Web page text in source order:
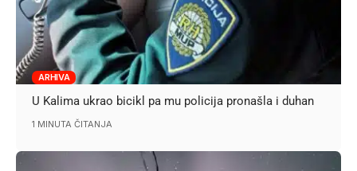
ARHIVA
U Kalima ukrao bicikl pa mu policija pronašla i duhan
1 MINUTA ČITANJA